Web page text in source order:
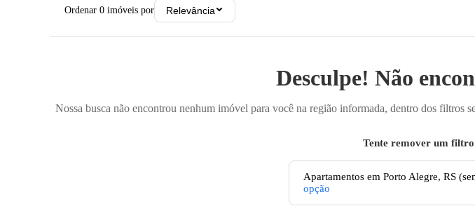
Ordenar 0 imóveis por Relevância
Desculpe! Não
Nossa busca não encontrou nenhum imóvel para você na região informada, dentro dos filtros
Tente remover um
Apartamentos em Porto Alegre, RS
opção